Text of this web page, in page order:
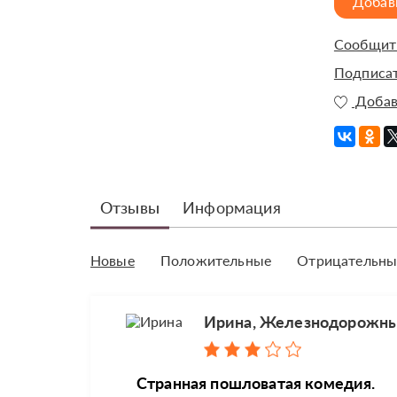
Отзывы Информация
Новые Положительные
Ирина,
Странная пошловатая комедия.